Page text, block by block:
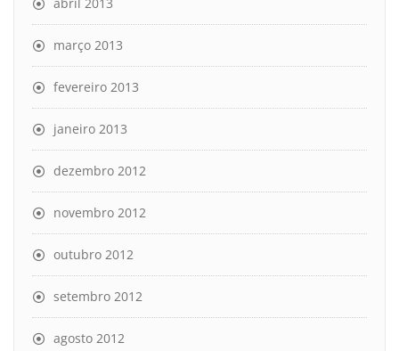
março 2013
fevereiro 2013
janeiro 2013
dezembro 2012
novembro 2012
outubro 2012
setembro 2012
agosto 2012